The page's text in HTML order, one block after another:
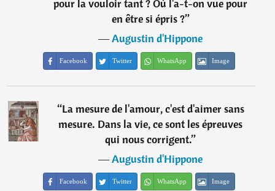
pour la vouloir tant ? Où l'a-t-on vue pour
en être si épris ?”
―Augustin d'Hippone
Facebook Twitter WhatsApp Image
“La mesure de l'amour, c'est d'aimer sans
mesure. Dans la vie, ce sont les épreuves
qui nous corrigent.”
―Augustin d'Hippone
Facebook Twitter WhatsApp Image